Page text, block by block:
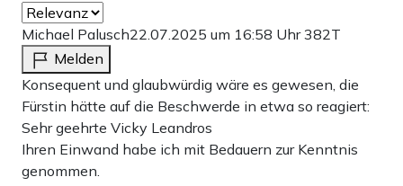
Michael Palusch22.07.2025 um 16:58 Uhr382T
Melden
Konsequent und glaubwürdig wäre es gewesen, die
Fürstin hätte auf die Beschwerde in etwa so reagiert:
Sehr geehrte Vicky Leandros
Ihren Einwand habe ich mit Bedauern zur Kenntnis
genommen.